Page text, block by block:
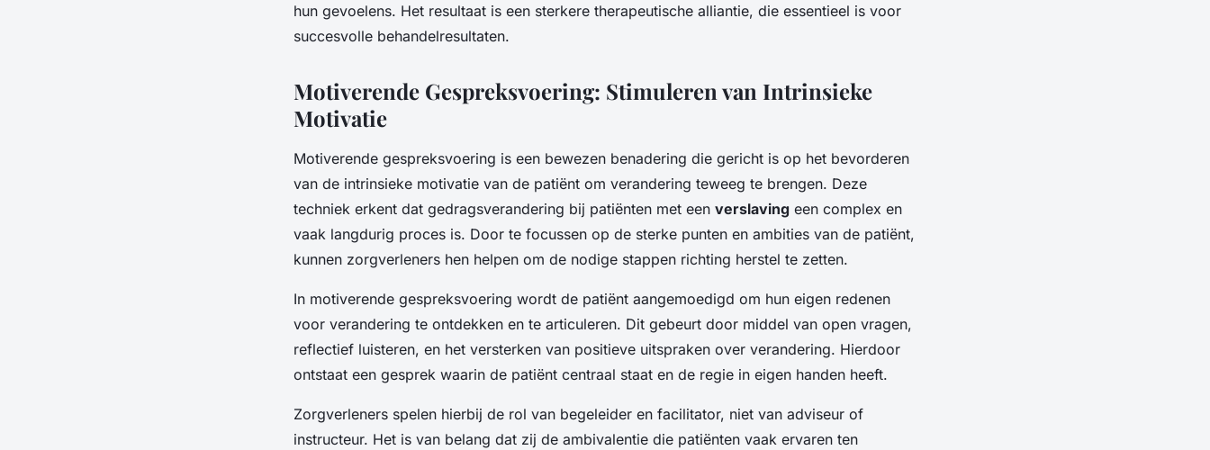
hun gevoelens. Het resultaat is een sterkere therapeutische alliantie, die essentieel is voor
succesvolle behandelresultaten.
Motiverende Gespreksvoering: Stimuleren van Intrinsieke
Motivatie
Motiverende gespreksvoering is een bewezen benadering die gericht is op het bevorderen
van de intrinsieke motivatie van de patiënt om verandering teweeg te brengen. Deze
techniek erkent dat gedragsverandering bij patiënten met een verslaving een complex en
vaak langdurig proces is. Door te focussen op de sterke punten en ambities van de patiënt,
kunnen zorgverleners hen helpen om de nodige stappen richting herstel te zetten.
In motiverende gespreksvoering wordt de patiënt aangemoedigd om hun eigen redenen
voor verandering te ontdekken en te articuleren. Dit gebeurt door middel van open vragen,
reflectief luisteren, en het versterken van positieve uitspraken over verandering. Hierdoor
ontstaat een gesprek waarin de patiënt centraal staat en de regie in eigen handen heeft.
Zorgverleners spelen hierbij de rol van begeleider en facilitator, niet van adviseur of
instructeur. Het is van belang dat zij de ambivalentie die patiënten vaak ervaren ten